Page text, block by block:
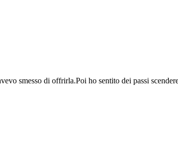
smesso di offrirla.Poi ho sentito dei passi